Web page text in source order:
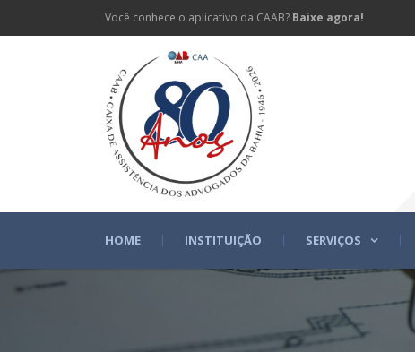
Você conhece o aplicativo da CAAB? Baixe agora!
HOME INSTITUIÇÃO SERVIÇOS